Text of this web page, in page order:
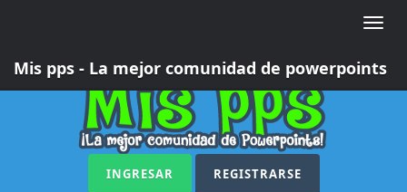
Toggle
Mis pps - La mejor comunidad de powerpoints
INGRESAR REGISTRARSE